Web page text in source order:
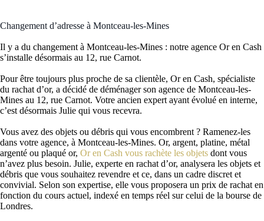
Changement d’adresse à Montceau-les-Mines
Il y a du changement à Montceau-les-Mines : notre agence Or en Cash
s’installe désormais au 12, rue Carnot.
Pour être toujours plus proche de sa clientèle, Or en Cash, spécialiste
du rachat d’or, a décidé de déménager son agence de Montceau-les-
Mines au 12, rue Carnot. Votre ancien expert ayant évolué en interne,
c’est désormais Julie qui vous recevra.
Vous avez des objets ou débris qui vous encombrent ? Ramenez-les
dans votre agence, à Montceau-les-Mines. Or, argent, platine, métal
argenté ou plaqué or, Or en Cash vous rachète les objets dont vous
n’avez plus besoin. Julie, experte en rachat d’or, analysera les objets et
débris que vous souhaitez revendre et ce, dans un cadre discret et
convivial. Selon son expertise, elle vous proposera un prix de rachat en
fonction du cours actuel, indexé en temps réel sur celui de la bourse de
Londres.